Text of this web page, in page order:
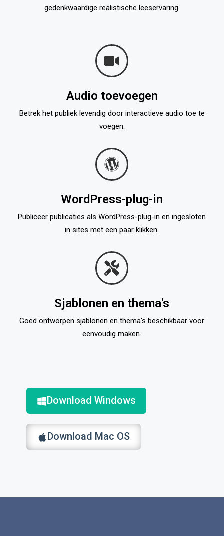
gedenkwaardige realistische leeservaring.
Audio toevoegen
Betrek het publiek levendig door interactieve audio toe te
voegen.
WordPress-plug-in
Publiceer publicaties als WordPress-plug-in en ingesloten
in sites met een paar klikken.
Sjablonen en thema's
Goed ontworpen sjablonen en thema's beschikbaar voor
eenvoudig maken.
Download Windows
Download Mac OS